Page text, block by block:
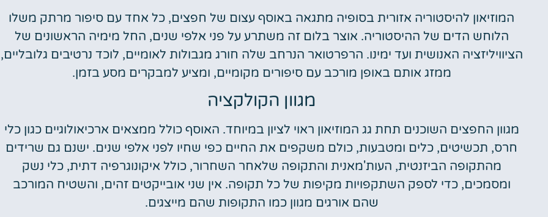
המוזיאון להיסטוריה אזורית בסופיה מתגאה באוסף עצום של חפצים, כל אחד עם סיפור מרתק משלו
הלוחש הדים של ההיסטוריה. אוצר בלום זה משתרע על פני אלפי שנים, החל מימיה הראשונים של
הציוויליזציה האנושית ועד ימינו. הרפרטואר הנרחב שלה חורג מגבולות לאומיים, לוכד נרטיבים גלובליים,
ממזג אותם באופן מורכב עם סיפורים מקומיים, ומציע למבקרים מסע בזמן.
מגוון הקולקציה
מגוון החפצים השוכנים תחת גג המוזיאון ראוי לציון במיוחד. האוסף כולל ממצאים ארכיאולוגיים כגון כלי
חרס, תכשיטים, כלים ומטבעות, כולם משקפים את החיים כפי שחיו לפני אלפי שנים. ישנם גם שרידים
מהתקופה הביזנטית, העות'מאנית והתקופה שלאחר השחרור, כולל איקונוגרפיה דתית, כלי נשק
ומסמכים, כדי לספק השתקפויות מקיפות של כל תקופה. אין שני אובייקטים זהים, והשטיח המורכב
שהם אורגים מגוון כמו התקופות שהם מייצגים.